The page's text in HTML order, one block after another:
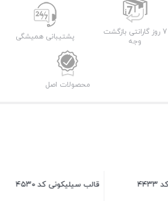
7 روز گارانتی بازگشت
وجه
پشتیبانی همیشگی
محصولات اصل